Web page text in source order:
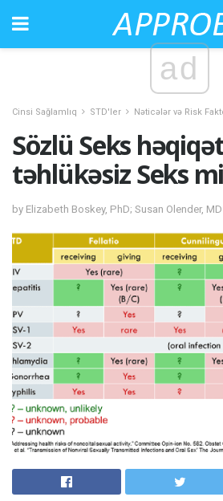
ad
Cinsi Sağlamlıq STD'ler Nəticələr və Risk
Sözlü Seks
təhlükəsiz Seks
by Elizabeth Boskey, PhD; Susan Olender,